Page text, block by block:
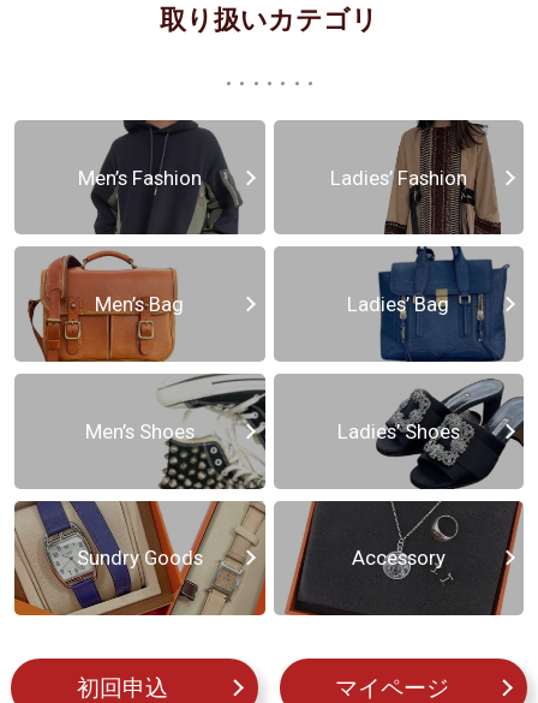
取り扱いカテゴリ
Men’s Fashion Ladies’ Fashion
Men’s Bag Ladies’ Bag
Men’s Shoes Ladies’ Shoes
Sundry Goods Accessory
初回申込 マイページ